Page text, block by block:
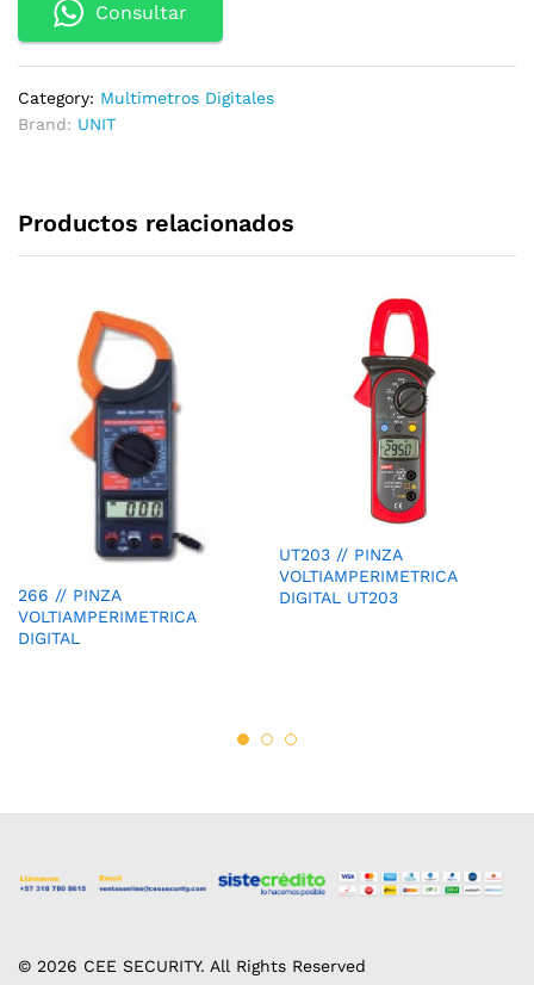
Consultar
Category: Multimetros Digitales
Brand: UNIT
Productos relacionados
266 // PINZA
VOLTIAMPERIMETRICA
DIGITAL
UT203 // PINZA
VOLTIAMPERIMETRICA
DIGITAL UT203
© 2026 CEE SECURITY. All Rights Reserved